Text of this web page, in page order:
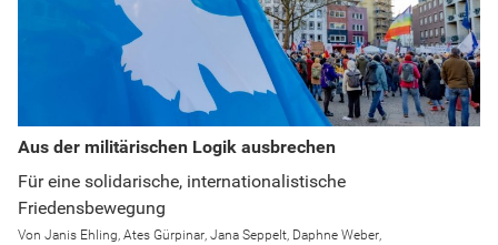
Aus der militärischen Logik ausbrechen
Für eine solidarische, internationalistische
Friedensbewegung
Janis Ehling Ates Gürpinar Jana Seppelt Daphne Weber